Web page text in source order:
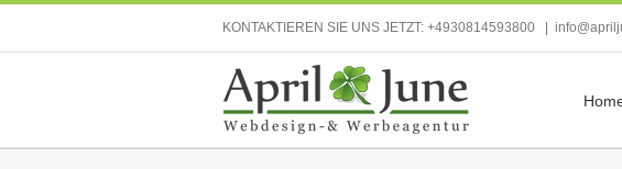
KONTAKTIEREN SIE UNS JETZT: +4930814593800